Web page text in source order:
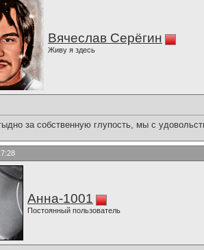
Вячеслав Серёгин
Живу я здесь
за собственную глупость, мы с
Анна-1001
Постоянный пользователь